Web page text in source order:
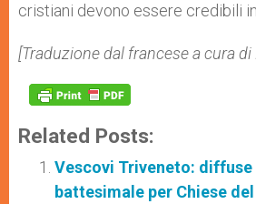
cristiani devono essere credibili
[Traduzione dal francese a cura di
Related Posts:
Vescovi Triveneto:
battesimale per Chiese